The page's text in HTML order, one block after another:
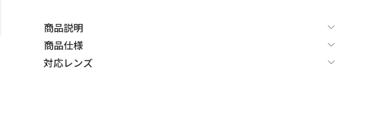
商品説明
商品仕様
対応レンズ